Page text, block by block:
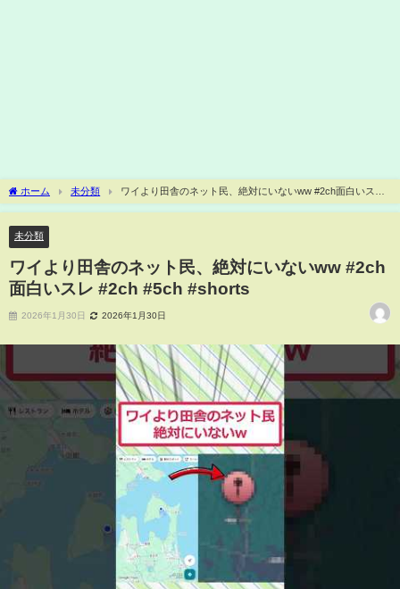
ホーム 未分類
ワイより田舎のネット民、絶対にいないww #2ch面白いスレ
#2ch #5ch #shorts
未分類
ワイより田舎のネット民、絶対にいないww #2ch
面白いスレ #2ch #5ch #shorts
2026年1月30日 2026年1月30日